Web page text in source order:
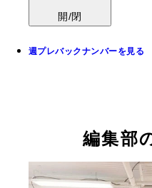
開/閉
週プレバックナンバーを見る
編集部